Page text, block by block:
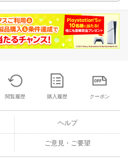
閲覧履歴 購入履歴 クーポン
ヘルプ
ご意見・ご要望